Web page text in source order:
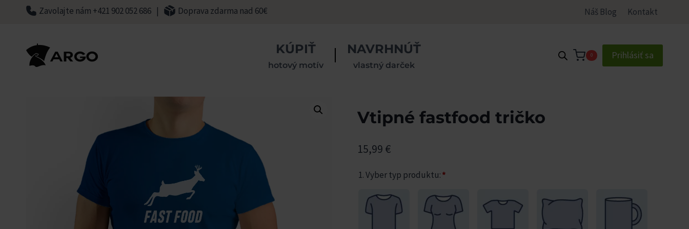
Zavolajte nám +421 902 052 686 | Doprava zdarma nad 60€ Náš Blog Kontakt
KÚPIŤ
hotový motív
NAVRHNÚŤ
vlastný darček
0 Prihlásiť sa
Vtipné fastfood tričko
15,99 €
1. Vyber typ produktu:*